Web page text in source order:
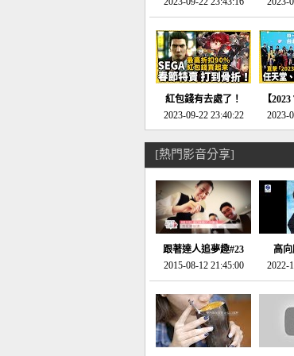
天平》介紹！-電玩宅
速配20230126
回「石
驗-
紅包錢有去處了！
SEGA春節特賣 超過85
款遊戲打到骨折-電玩
宅速配20230119
2023-09-22 23:40:22
【
和
直擊展
2023-
[熱門影音分享]
跟著達人追夢趣#23
promo-我想開間咖啡
館(謝佳凌)
2015-08-12 21:45:00
高
2022-